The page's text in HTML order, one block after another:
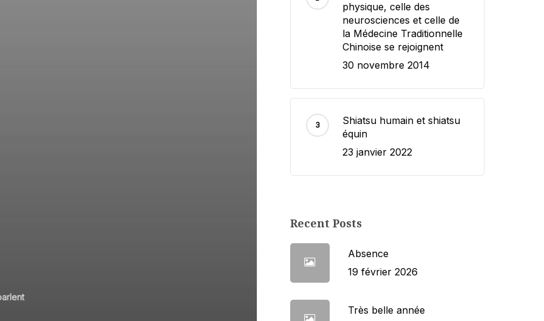
physique, celle des
neurosciences et celle de
la Médecine Traditionnelle
Chinoise se rejoignent
30 novembre 2014
Shiatsu humain et shiatsu
équin
23 janvier 2022
Recent Posts
Absence
19 février 2026
Très belle année